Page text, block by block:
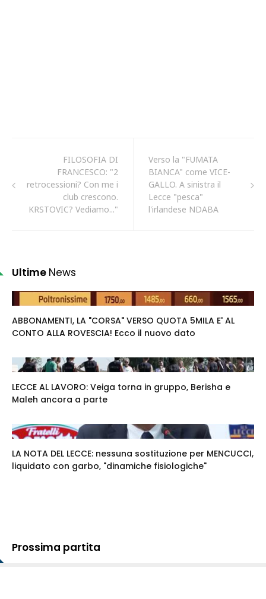
FILOSOFIA DI
FRANCESCO: "2
retrocessioni? Con me i
club crescono.
KRSTOVIC? Vediamo..."
Verso la "FUMATA
BIANCA" come VICE-
GALLO. A sinistra il
Lecce "pesca"
l'irlandese NDABA
Ultime News
ABBONAMENTI, LA "CORSA" VERSO QUOTA 5MILA E' AL
CONTO ALLA ROVESCIA! Ecco il nuovo dato
LECCE AL LAVORO: Veiga torna in gruppo, Berisha e
Maleh ancora a parte
LA NOTA DEL LECCE: nessuna sostituzione per MENCUCCI,
liquidato con garbo, "dinamiche fisiologiche"
Prossima partita